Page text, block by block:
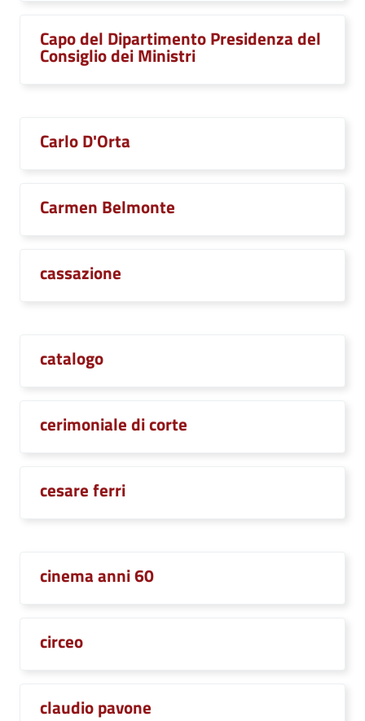
Capo del Dipartimento Presidenza del
Consiglio dei Ministri
Carlo D'Orta
Carmen Belmonte
cassazione
catalogo
cerimoniale di corte
cesare ferri
cinema anni 60
circeo
claudio pavone